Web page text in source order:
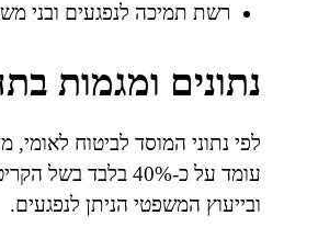
רשת תמיכה לנפגעים ובני
נתונים ומגמות
לפי נתוני המוסד לביטוח
עומד על כ-40%
ובייעוץ המשפטי הניתן לנפגעים.